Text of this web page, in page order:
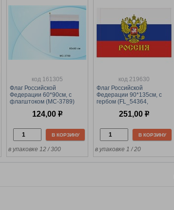
код 161305
Флаг Российской
Федерации 60*90см, с
флагштоком (MC-3789)
124,00 р
В КОРЗИНУ
в упаковке 12 / 300
код 219630
Флаг Российской
Федерации 90*135см, с
гербом (FL_54364,
251,00 р
В КОРЗИНУ
в упаковке 1 / 20